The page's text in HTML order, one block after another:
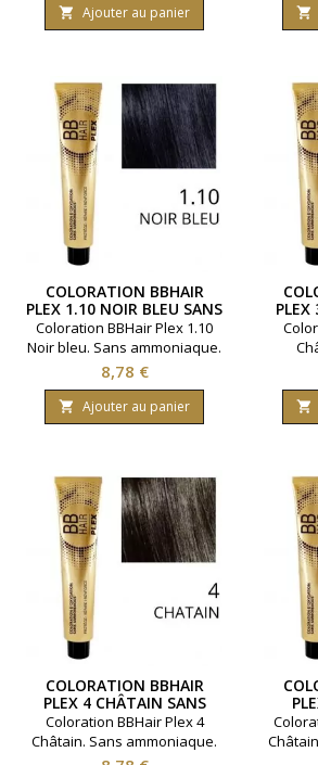
résultat brillant et uniforme.
Renforcement de la fibre
d'effectuer jusqu'à 2
colorations ( en moyenne ).
Contenance 100 ml.
 Ajouter au panier
la

COLORATION BBHAIR
PLEX 1.10 NOIR BLEU SANS
AMMONIAQUE
Coloration BBHair Plex 1.10
Noir bleu. Sans ammoniaque.
Couvre 100 % des cheveux
blancs pour un résultat
brillant et uniforme.
Renforcement de la fibre
d'effectuer jusqu'à 2
colorations ( en moyenne ).
Contenance 100 ml.
Prix
8,78 €
 Ajouter au panier
PLEX
des

COLORATION BBHAIR
PLEX 4 CHÂTAIN SANS
AMMONIAQUE
Coloration BBHair Plex 4
Châtain. Sans ammoniaque.
Couvre 100 % des cheveux